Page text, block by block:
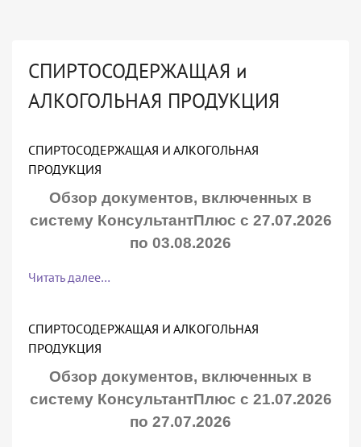
СПИРТОСОДЕРЖАЩАЯ и
АЛКОГОЛЬНАЯ ПРОДУКЦИЯ
СПИРТОСОДЕРЖАЩАЯ И АЛКОГОЛЬНАЯ
ПРОДУКЦИЯ
Обзор документов, включенных в
систему КонсультантПлюс с 27.07.2026
по 03.08.2026
Читать далее…
СПИРТОСОДЕРЖАЩАЯ И АЛКОГОЛЬНАЯ
ПРОДУКЦИЯ
Обзор документов, включенных в
систему КонсультантПлюс с 21.07.2026
по 27.07.2026